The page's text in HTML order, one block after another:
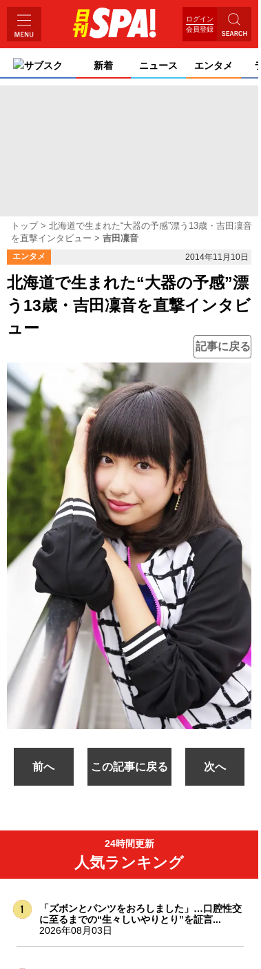
ログイン
会員登録
サブスク 新着 ニュース エンタメ
トップ
北海道で生まれた“大器の予感”漂う13歳・吉田凜音
を直撃インタビュー
吉田凜音
エンタメ 2014年11月10日
北海道で生まれた“大器の予感”漂
う13歳・吉田凜音を直撃インタビ
ュー
記事に戻る
前へ この記事に戻る 次へ
24時間更新
人気ランキング
「ズボンとパンツをおろしました」…口腔性交
に至るまでの“生々しいやりとり”を証言...
2026年08月03日